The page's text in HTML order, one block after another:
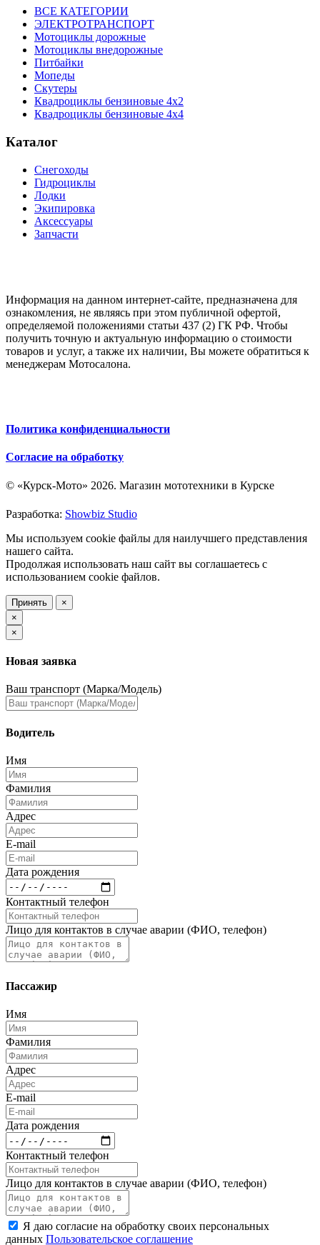
ВСЕ КАТЕГОРИИ
ЭЛЕКТРОТРАНСПОРТ
Мотоциклы дорожные
Мотоциклы внедорожные
Питбайки
Мопеды
Скутеры
Квадроциклы бензиновые 4х2
Квадроциклы бензиновые 4х4
Каталог
Снегоходы
Гидроциклы
Лодки
Экипировка
Аксессуары
Запчасти
Информация на данном интернет-сайте, предназначена для
ознакомления, не являясь при этом публичной офертой,
определяемой положениями статьи 437 (2) ГК РФ. Чтобы
получить точную и актуальную информацию о стоимости
товаров и услуг, а также их наличии, Вы можете обратиться к
менеджерам Мотосалона.
Политика конфиденциальности
Согласие на обработку
© «Курск-Мото» 2026. Магазин мототехники в Курске
Разработка: Showbiz Studio
Мы используем cookie файлы для наилучшего представления
нашего сайта.
Продолжая использовать наш сайт вы соглашаетесь с
использованием cookie файлов.
Принять
×
×
×
Новая заявка
Ваш транспорт (Марка/Модель)
Водитель
Имя
Фамилия
Адрес
E-mail
Дата рождения
Контактный телефон
Лицо для контактов в случае аварии (ФИО, телефон)
Пассажир
Имя
Фамилия
Адрес
E-mail
Дата рождения
Контактный телефон
Лицо для контактов в случае аварии (ФИО, телефон)
Я даю согласие на обработку своих персональных
данных Пользовательское соглашение